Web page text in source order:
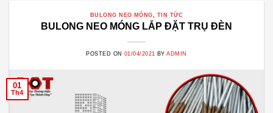
BULONG NEO MÓNG TIN TỨC
BULONG NEO MÓNG LẮP ĐẶT TRỤ ĐÈN
POSTED ON 01/04/2021 BYADMIN
01
Th4